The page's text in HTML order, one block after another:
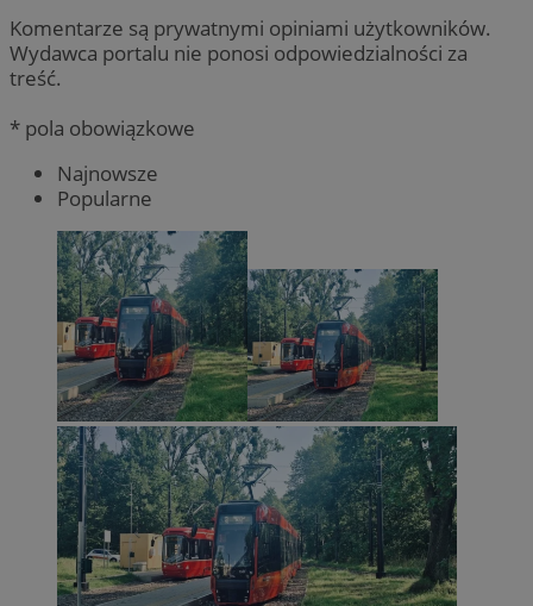
Komentarze są prywatnymi opiniami użytkowników.
Wydawca portalu nie ponosi odpowiedzialności za
treść.
* pola obowiązkowe
Najnowsze
Popularne